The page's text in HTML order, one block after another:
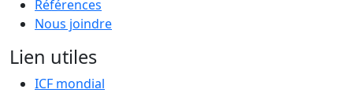
Références
Nous joindre
Lien utiles
ICF mondial